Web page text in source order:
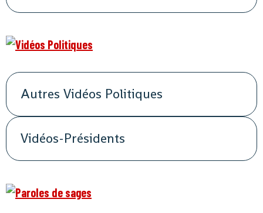
Autres Vidéos Politiques
Vidéos-Présidents